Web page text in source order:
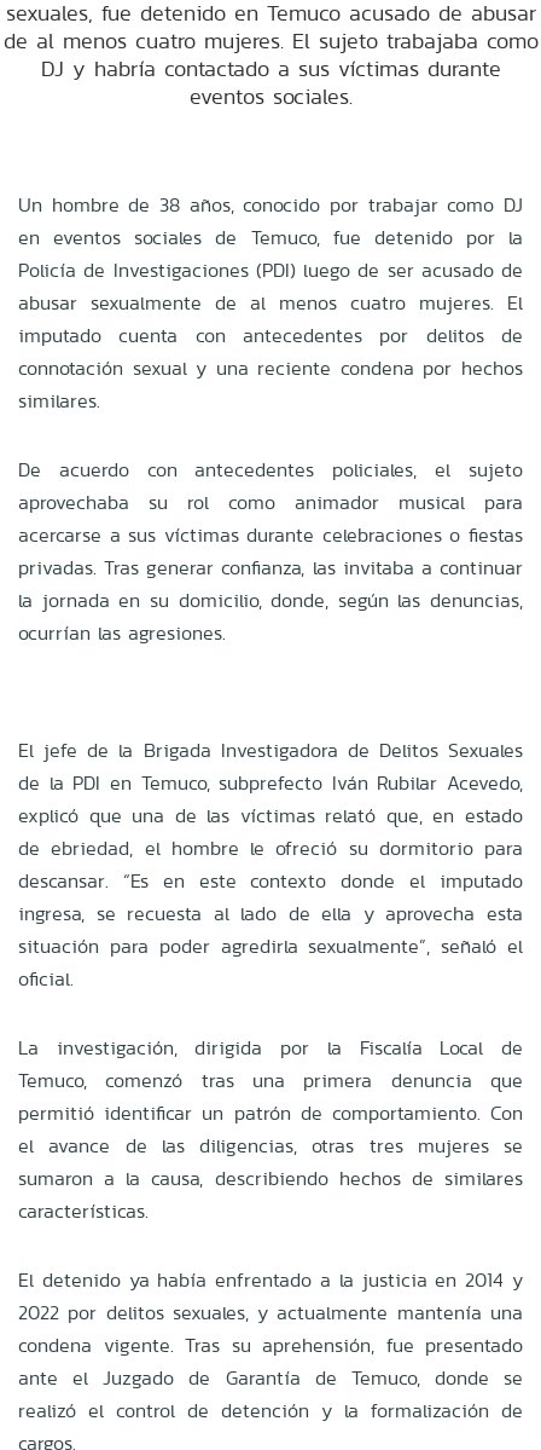
sexuales, fue detenido en Temuco acusado de abusar
de al menos cuatro mujeres. El sujeto trabajaba como
DJ y habría contactado a sus víctimas durante
eventos sociales.
Un hombre de 38 años, conocido por trabajar como DJ
en eventos sociales de Temuco, fue detenido por la
Policía de Investigaciones (PDI) luego de ser acusado de
abusar sexualmente de al menos cuatro mujeres. El
imputado cuenta con antecedentes por delitos de
connotación sexual y una reciente condena por hechos
similares.
De acuerdo con antecedentes policiales, el sujeto
aprovechaba su rol como animador musical para
acercarse a sus víctimas durante celebraciones o fiestas
privadas. Tras generar confianza, las invitaba a continuar
la jornada en su domicilio, donde, según las denuncias,
ocurrían las agresiones.
El jefe de la Brigada Investigadora de Delitos Sexuales
de la PDI en Temuco, subprefecto Iván Rubilar Acevedo,
explicó que una de las víctimas relató que, en estado
de ebriedad, el hombre le ofreció su dormitorio para
descansar. “Es en este contexto donde el imputado
ingresa, se recuesta al lado de ella y aprovecha esta
situación para poder agredirla sexualmente”, señaló el
oficial.
La investigación, dirigida por la Fiscalía Local de
Temuco, comenzó tras una primera denuncia que
permitió identificar un patrón de comportamiento. Con
el avance de las diligencias, otras tres mujeres se
sumaron a la causa, describiendo hechos de similares
características.
El detenido ya había enfrentado a la justicia en 2014 y
2022 por delitos sexuales, y actualmente mantenía una
condena vigente. Tras su aprehensión, fue presentado
ante el Juzgado de Garantía de Temuco, donde se
realizó el control de detención y la formalización de
cargos.